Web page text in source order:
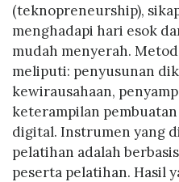
(teknopreneurship),
menghadapi hari esok
mudah menyerah.
meliputi: penyusunan
kewirausahaan,
keterampilan
digital. Instrumen yang
pelatihan adalah
peserta pelatihan. Hasil